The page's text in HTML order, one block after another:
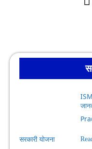
सरकारी योजना